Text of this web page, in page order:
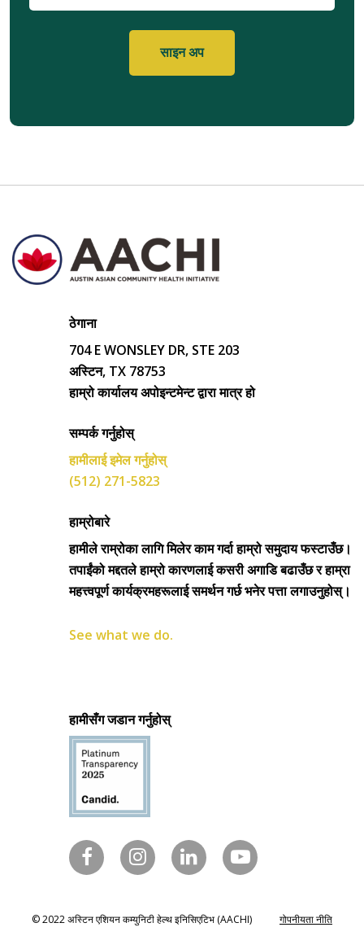
ठेगाना
704 E WONSLEY DR, STE 203
अस्टिन, TX 78753
हाम्रो कार्यालय अपोइन्टमेन्ट द्वारा मात्र हो
सम्पर्क गर्नुहोस्
हामीलाई इमेल गर्नुहोस्
(512) 271-5823
हाम्रोबारे
हामीले राम्रोका लागि मिलेर काम गर्दा हाम्रो समुदाय फस्टाउँछ।
तपाईंको मद्दतले हाम्रो कारणलाई कसरी अगाडि बढाउँछ र हाम्रा
महत्त्वपूर्ण कार्यक्रमहरूलाई समर्थन गर्छ भनेर पत्ता लगाउनुहोस्।
See what we do.
हामीसँग जडान गर्नुहोस्
© 2022 अस्टिन एशियन कम्युनिटी हेल्थ इनिसिएटिभ (AACHI)
गोपनीयता नीति